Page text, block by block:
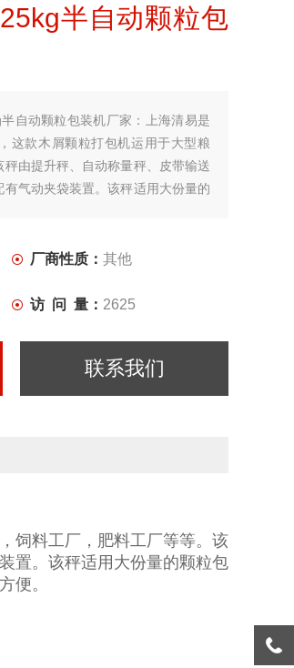
半自动颗粒包
自动颗粒包装机厂家：上海清易是
这款木屑颗粒打包机运用于大型粮
由提升秤、自动称量秤、皮带输送
气动夹袋装置。该秤适用大份量的
厂商性质： 其他
访 问 量： 2625
联系我们
饲料工厂，肥料工厂等等。该
置。该秤适用大份量的颗粒包
便。